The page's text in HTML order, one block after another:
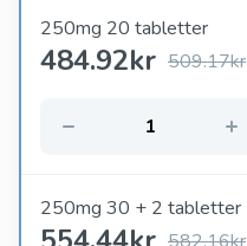
250mg 20 tabletter
484.92kr 509.17kr
250mg 30 + 2 tabletter